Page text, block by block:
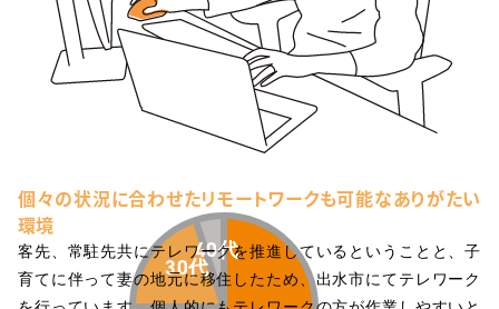
個々の状況に合わせたリモートワークも可能なありがたい
環境
客先、常駐先共にテレワークを推進しているということと、子
育てに伴って妻の地元に移住したため、出水市にてテレワーク